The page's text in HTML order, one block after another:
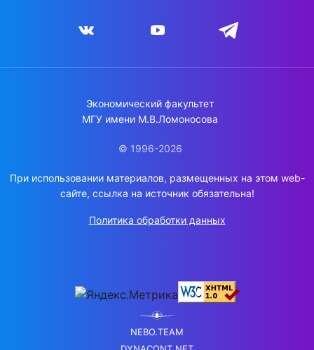
Экономический факультет
МГУ имени М.В.Ломоносова
© 1996-2026
При использовании материалов, размещенных на этом web-
сайте, ссылка на источник обязательна!
Политика обработки данных
NEBO.TEAM